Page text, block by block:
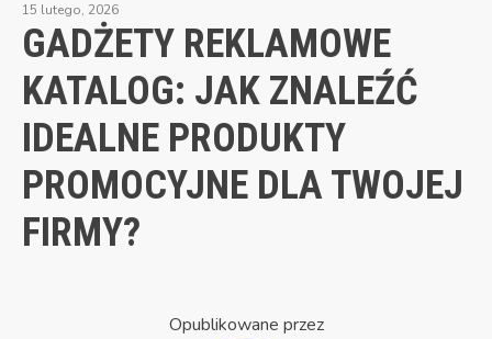
15 lutego, 2026
GADŻETY REKLAMOWE
KATALOG: JAK ZNALEŹĆ
IDEALNE PRODUKTY
PROMOCYJNE DLA TWOJEJ
FIRMY?
Opublikowane przez